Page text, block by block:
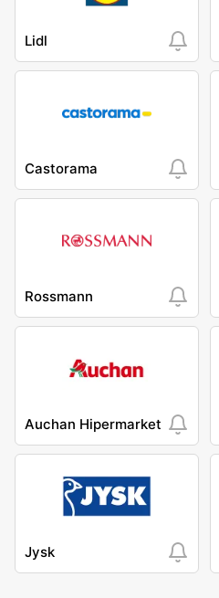
Lidl
Castorama
Rossmann
Auchan Hipermarket
Jysk